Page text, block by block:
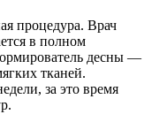
процедура. Врач
в полном
десны —
тканей.
за это время